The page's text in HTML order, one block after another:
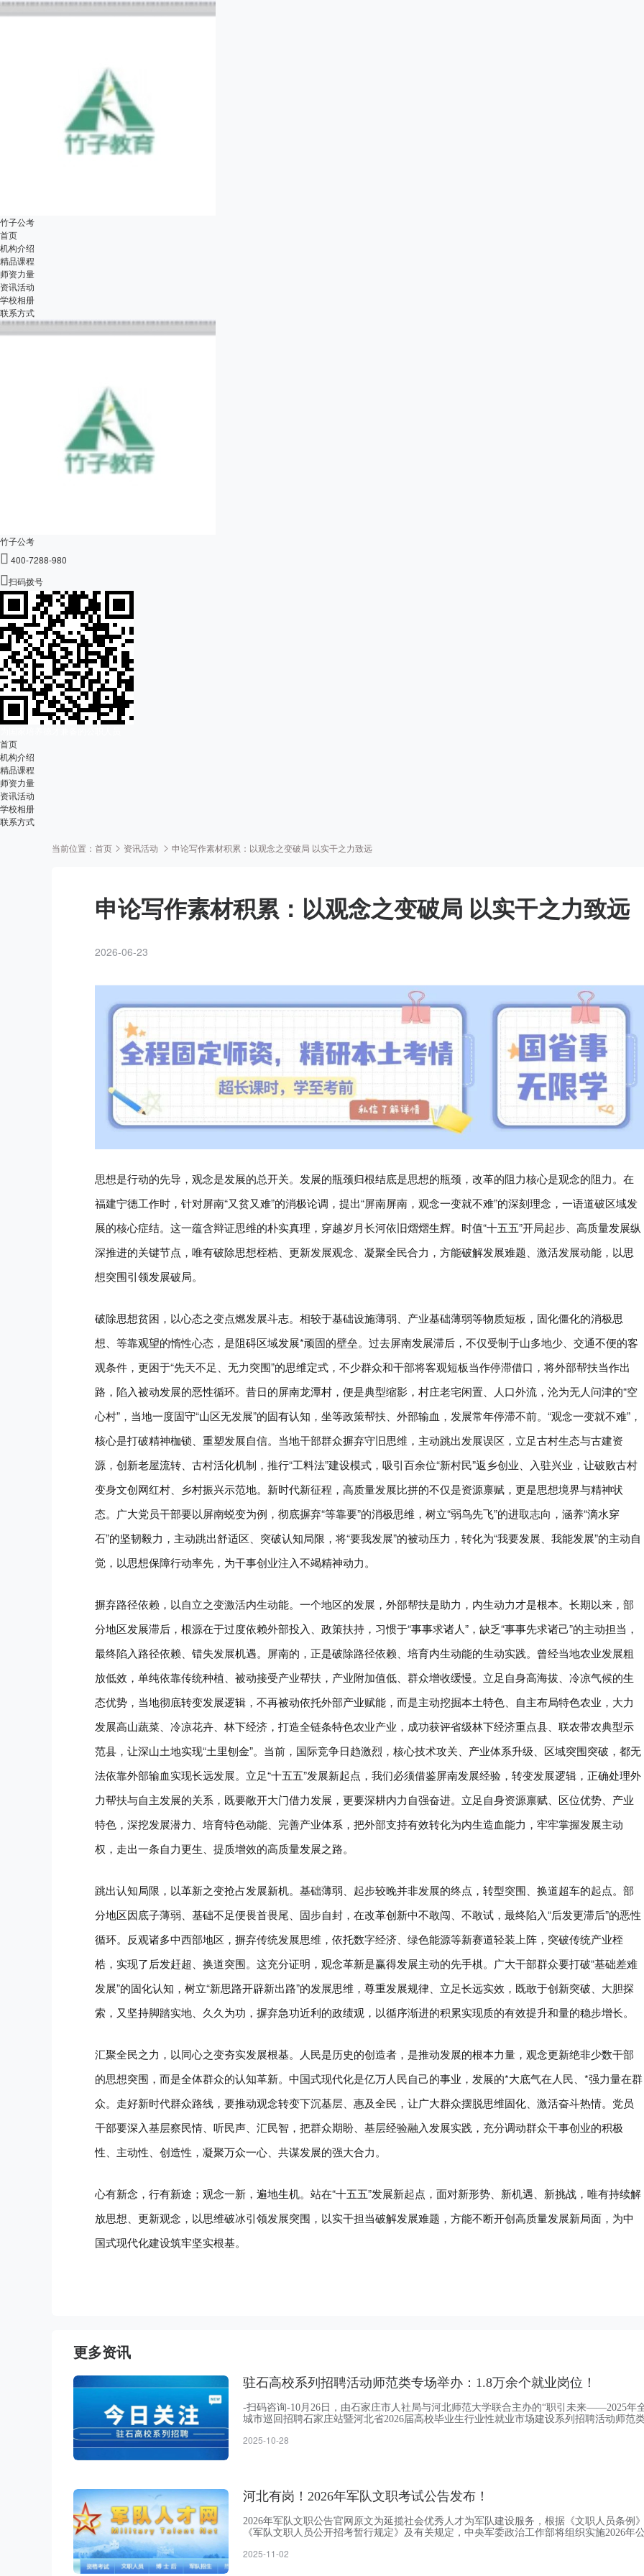
竹子公考
首页
机构介绍
精品课程
师资力量
资讯活动
学校相册
联系方式
竹子公考
 400-7288-980
扫码拨号
首页
机构介绍
精品课程
师资力量
资讯活动
学校相册
联系方式
当前位置： 首页 资讯活动 申论写作素材积累：以观念之变破局 以实干之力致远
申论写作素材积累：以观念之变破局 以实干之力致远
2026-06-23
思想是行动的先导，观念是发展的总开关。发展的瓶颈归根结底是思想的瓶颈，改革的阻力核心是观念的阻力。在
福建宁德工作时，针对屏南“又贫又难”的消极论调，提出“屏南屏南，观念一变就不难”的深刻理念，一语道破区域发
展的核心症结。这一蕴含辩证思维的朴实真理，穿越岁月长河依旧熠熠生辉。时值“十五五”开局起步、高质量发展纵
深推进的关键节点，唯有破除思想桎梏、更新发展观念、凝聚全民合力，方能破解发展难题、激活发展动能，以思
想突围引领发展破局。
破除思想贫困，以心态之变点燃发展斗志。相较于基础设施薄弱、产业基础薄弱等物质短板，固化僵化的消极思
想、等靠观望的惰性心态，是阻碍区域发展*顽固的壁垒。过去屏南发展滞后，不仅受制于山多地少、交通不便的客
观条件，更困于“先天不足、无力突围”的思维定式，不少群众和干部将客观短板当作停滞借口，将外部帮扶当作出
路，陷入被动发展的恶性循环。昔日的屏南龙潭村，便是典型缩影，村庄老宅闲置、人口外流，沦为无人问津的“空
心村”，当地一度固守“山区无发展”的固有认知，坐等政策帮扶、外部输血，发展常年停滞不前。“观念一变就不难”，
核心是打破精神枷锁、重塑发展自信。当地干部群众摒弃守旧思维，主动跳出发展误区，立足古村生态与古建资
源，创新老屋流转、古村活化机制，推行“工料法”建设模式，吸引百余位“新村民”返乡创业、入驻兴业，让破败古村
变身文创网红村、乡村振兴示范地。新时代新征程，高质量发展比拼的不仅是资源禀赋，更是思想境界与精神状
态。广大党员干部要以屏南蜕变为例，彻底摒弃“等靠要”的消极思维，树立“弱鸟先飞”的进取志向，涵养“滴水穿
石”的坚韧毅力，主动跳出舒适区、突破认知局限，将“要我发展”的被动压力，转化为“我要发展、我能发展”的主动自
觉，以思想保障行动率先，为干事创业注入不竭精神动力。
摒弃路径依赖，以自立之变激活内生动能。一个地区的发展，外部帮扶是助力，内生动力才是根本。长期以来，部
分地区发展滞后，根源在于过度依赖外部投入、政策扶持，习惯于“事事求诸人”，缺乏“事事先求诸己”的主动担当，
最终陷入路径依赖、错失发展机遇。屏南的，正是破除路径依赖、培育内生动能的生动实践。曾经当地农业发展粗
放低效，单纯依靠传统种植、被动接受产业帮扶，产业附加值低、群众增收缓慢。立足自身高海拔、冷凉气候的生
态优势，当地彻底转变发展逻辑，不再被动依托外部产业赋能，而是主动挖掘本土特色、自主布局特色农业，大力
发展高山蔬菜、冷凉花卉、林下经济，打造全链条特色农业产业，成功获评省级林下经济重点县、联农带农典型示
范县，让深山土地实现“土里刨金”。当前，国际竞争日趋激烈，核心技术攻关、产业体系升级、区域突围突破，都无
法依靠外部输血实现长远发展。立足“十五五”发展新起点，我们必须借鉴屏南发展经验，转变发展逻辑，正确处理外
力帮扶与自主发展的关系，既要敞开大门借力发展，更要深耕内力自强奋进。立足自身资源禀赋、区位优势、产业
特色，深挖发展潜力、培育特色动能、完善产业体系，把外部支持有效转化为内生造血能力，牢牢掌握发展主动
权，走出一条自力更生、提质增效的高质量发展之路。
跳出认知局限，以革新之变抢占发展新机。基础薄弱、起步较晚并非发展的终点，转型突围、换道超车的起点。部
分地区因底子薄弱、基础不足便畏首畏尾、固步自封，在改革创新中不敢闯、不敢试，最终陷入“后发更滞后”的恶性
循环。反观诸多中西部地区，摒弃传统发展思维，依托数字经济、绿色能源等新赛道轻装上阵，突破传统产业桎
梏，实现了后发赶超、换道突围。这充分证明，观念革新是赢得发展主动的先手棋。广大干部群众要打破“基础差难
发展”的固化认知，树立“新思路开辟新出路”的发展思维，尊重发展规律、立足长远实效，既敢于创新突破、大胆探
索，又坚持脚踏实地、久久为功，摒弃急功近利的政绩观，以循序渐进的积累实现质的有效提升和量的稳步增长。
汇聚全民之力，以同心之变夯实发展根基。人民是历史的创造者，是推动发展的根本力量，观念更新绝非少数干部
的思想突围，而是全体群众的认知革新。中国式现代化是亿万人民自己的事业，发展的*大底气在人民、*强力量在群
众。走好新时代群众路线，要推动观念转变下沉基层、惠及全民，让广大群众摆脱思维固化、激活奋斗热情。党员
干部要深入基层察民情、听民声、汇民智，把群众期盼、基层经验融入发展实践，充分调动群众干事创业的积极
性、主动性、创造性，凝聚万众一心、共谋发展的强大合力。
心有新念，行有新途；观念一新，遍地生机。站在“十五五”发展新起点，面对新形势、新机遇、新挑战，唯有持续解
放思想、更新观念，以思维破冰引领发展突围，以实干担当破解发展难题，方能不断开创高质量发展新局面，为中
国式现代化建设筑牢坚实根基。
更多资讯
驻石高校系列招聘活动师范类专场举办：1.8万余个就业岗位！
-扫码咨询-10月26日，由石家庄市人社局与河北师范大学联合主办的“职引未来——2025年
城市巡回招聘石家庄站暨河北省2026届高校毕业生行业性就业市场建设系列招聘活动师范
本地用人单位占比达86.3%，充分满足毕业生就近就业、服务家乡发展的需求。据统计，招
2025-10-28
河北有岗！2026年军队文职考试公告发布！
2026年军队文职公告官网原文为延揽社会优秀人才为军队建设服务，根据《文职人员条例》
《军队文职人员公开招考暂行规定》及有关规定，中央军委政治工作部将组织实施2026年公
考对象为普通高等学校毕业生或者社会人才。其中：普通高等学校毕业生包括应届毕业生和
2025-11-02